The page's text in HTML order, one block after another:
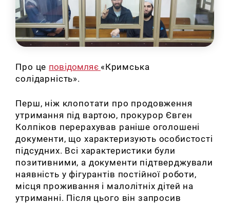
Про це повідомляє «Кримська
солідарність».
Перш, ніж клопотати про продовження
утримання під вартою, прокурор Євген
Колпіков перерахував раніше оголошені
документи, що характеризують особистості
підсудних. Всі характеристики були
позитивними, а документи підтверджували
наявність у фігурантів постійної роботи,
місця проживання і малолітніх дітей на
утриманні. Після цього він запросив